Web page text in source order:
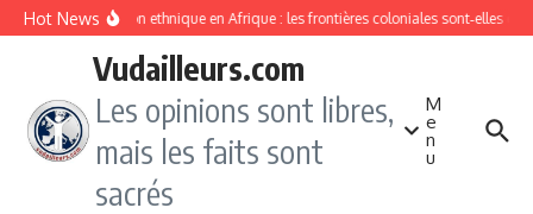
Aller au contenu
Hot NewsDivision ethnique en Afrique : les frontières coloniales sont‑elles
Vudailleurs.com
Les opinions sont libres,
mais les faits sont
sacrés
M
e
n
u